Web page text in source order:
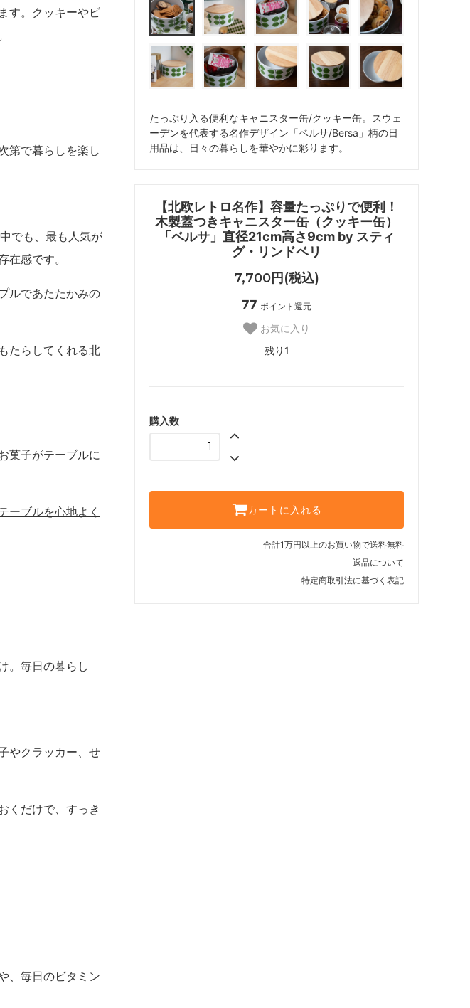
たっぷり入る便利なキャニスター缶/クッキー缶。スウェ
ーデンを代表する名作デザイン「ベルサ/Bersa」柄の日
用品は、日々の暮らしを華やかに彩ります。
【北欧レトロ名作】容量たっぷりで便利！
木製蓋つきキャニスター缶（クッキー缶）
「ベルサ」直径21cm高さ9cm by スティ
グ・リンドベリ
7,700円(税込)
77 ポイント還元
お気に入り
残り1
購入数
カートに入れる
合計1万円以上のお買い物で送料無料
返品について
特定商取引法に基づく表記
す。クッキーやビ
第で暮らしを楽し
でも、最も人気が
感です。
ルであたたかみの
たらしてくれる北
菓子がテーブルに
ーブルを心地よく
。毎日の暮らし
やクラッカー、せ
くだけで、すっき
、毎日のビタミン